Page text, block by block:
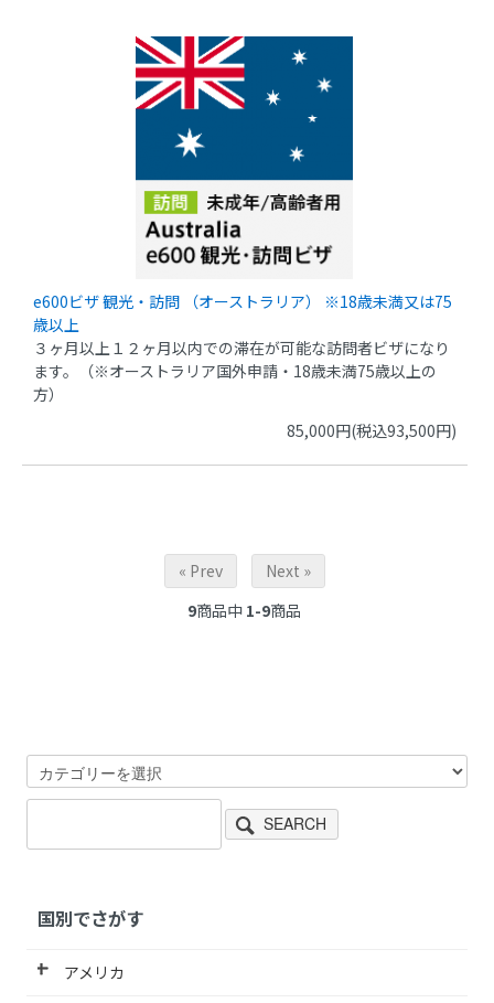
e600ビザ 観光・訪問 （オーストラリア） ※18歳未満又は75
歳以上
３ヶ月以上１２ヶ月以内での滞在が可能な訪問者ビザになり
ます。（※オーストラリア国外申請・18歳未満75歳以上の
方）
85,000円(税込93,500円)
« Prev
Next »
9商品中 1-9商品
SEARCH
国別でさがす
アメリカ